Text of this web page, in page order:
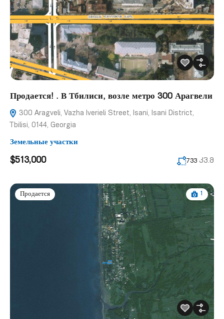
Продается! . В Тбилиси, возле метро 300 Арагвели
300 Aragveli, Vazha Iverieli Street, Isani, Isani District,
Tbilisi, 0144, Georgia
Земельные участки
$513,000 733 კვ.მ
Продается 1